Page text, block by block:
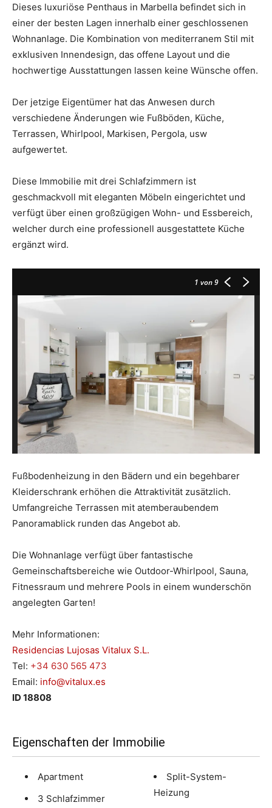
Dieses luxuriöse Penthaus in Marbella befindet sich in
einer der besten Lagen innerhalb einer geschlossenen
Wohnanlage. Die Kombination von mediterranem Stil mit
exklusiven Innendesign, das offene Layout und die
hochwertige Ausstattungen lassen keine Wünsche offen.
Der jetzige Eigentümer hat das Anwesen durch
verschiedene Änderungen wie Fußböden, Küche,
Terrassen, Whirlpool, Markisen, Pergola, usw
aufgewertet.
Diese Immobilie mit drei Schlafzimmern ist
geschmackvoll mit eleganten Möbeln eingerichtet und
verfügt über einen großzügigen Wohn- und Essbereich,
welcher durch eine professionell ausgestattete Küche
ergänzt wird.
1 von 9
Fußbodenheizung in den Bädern und ein begehbarer
Kleiderschrank erhöhen die Attraktivität zusätzlich.
Umfangreiche Terrassen mit atemberaubendem
Panoramablick runden das Angebot ab.
Die Wohnanlage verfügt über fantastische
Gemeinschaftsbereiche wie Outdoor-Whirlpool, Sauna,
Fitnessraum und mehrere Pools in einem wunderschön
angelegten Garten!
Mehr Informationen:
Residencias Lujosas Vitalux S.L.
Tel: +34 630 565 473
Email: info@vitalux.es
ID 18808
Eigenschaften der Immobilie
Apartment
3 Schlafzimmer
Split-System-
Heizung